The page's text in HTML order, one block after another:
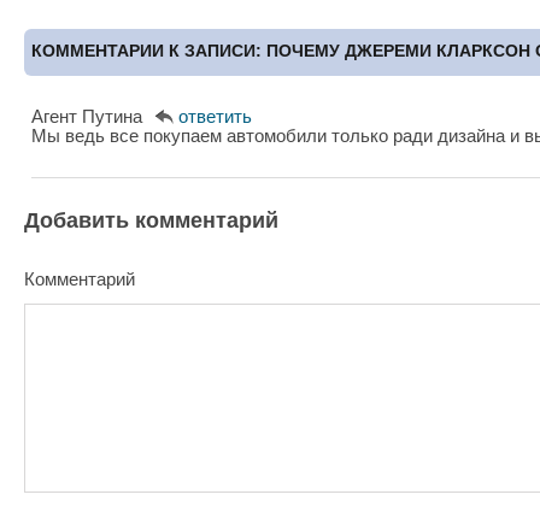
КОММЕНТАРИИ К ЗАПИСИ: ПОЧЕМУ ДЖЕРЕМИ КЛАРКСОН
Агент Путина
ответить
Мы ведь все покупаем автомобили только ради дизайна и
Добавить комментарий
Комментарий